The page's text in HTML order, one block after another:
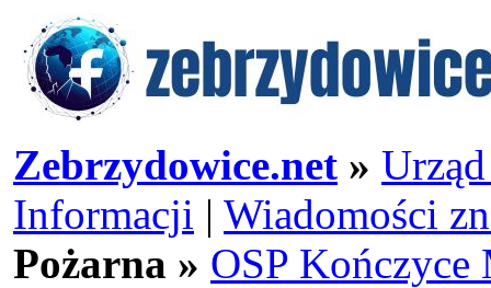
Zebrzydowice.net »
Informacji | Wiadomości
Pożarna » OSP Kończyce